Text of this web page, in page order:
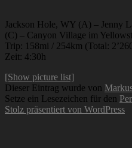
Jackson Hole, WY (A) – Jenny
(C) – Canyon Village im
Trip: 158mi / 254km (Total:
Zeit: 4:30h
[Show picture list]
Dieser Eintrag wurde von
Setze ein Lesezeichen für den
Stolz präsentiert von WordPress